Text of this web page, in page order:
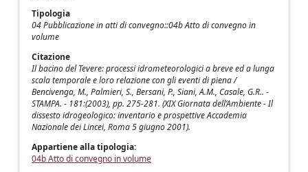
Tipologia
04 Pubblicazione in atti di convegno::04b Atto di convegno in
volume
Citazione
Il bacino del Tevere: processi idrometeorologici a breve ed a lunga
scala temporale e loro relazione con gli eventi di piena /
Bencivenga, M., Palmieri, S., Bersani, P., Siani, A.M., Casale, G.R.. -
STAMPA. - 181:(2003), pp. 275-281. (XIX Giornata dell’Ambiente - Il
dissesto idrogeologico: inventario e prospettive Accademia
Nazionale dei Lincei, Roma 5 giugno 2001).
Appartiene alla tipologia:
04b Atto di convegno in volume